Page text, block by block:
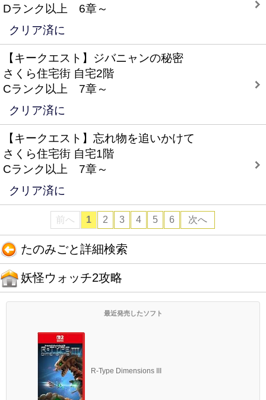
Dランク以上 6章～
クリア済に
【キークエスト】ジバニャンの秘密
さくら住宅街 自宅2階
Cランク以上 7章～
クリア済に
【キークエスト】忘れ物を追いかけて
さくら住宅街 自宅1階
Cランク以上 7章～
クリア済に
前へ 1 2 3 4 5 6 次へ
たのみごと詳細検索
妖怪ウォッチ2攻略
最近発売したソフト
R-Type Dimensions III